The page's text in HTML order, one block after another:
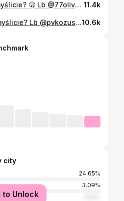
Makijaż 15 latki, co myślicie? 🫢 Lb @77olivcia #makijaż #makeuptutorial 11.4k
Makijaż 14 latki, co myślicie? Lb @pvkozuszko #makijaż #makeuptutorial10.6k
city
24.65%
3.09%
to Unlock